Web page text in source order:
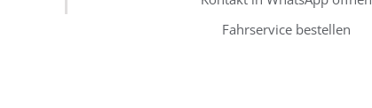
Fahrservice bestellen